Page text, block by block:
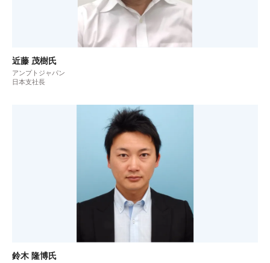
近藤 茂樹氏
アンプトジャパン
日本支社長
鈴木 隆博氏